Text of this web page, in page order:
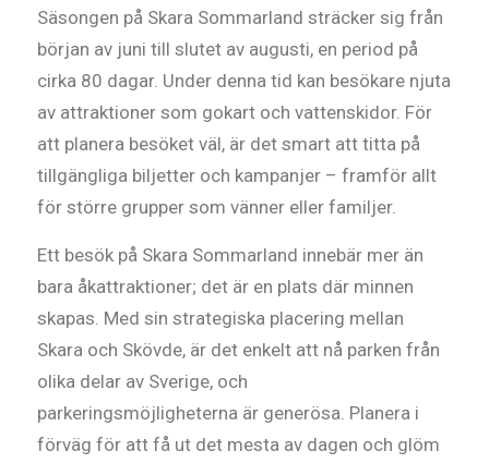
Säsongen på Skara Sommarland sträcker sig från
början av juni till slutet av augusti, en period på
cirka 80 dagar. Under denna tid kan besökare njuta
av attraktioner som gokart och vattenskidor. För
att planera besöket väl, är det smart att titta på
tillgängliga biljetter och kampanjer – framför allt
för större grupper som vänner eller familjer.
Ett besök på Skara Sommarland innebär mer än
bara åkattraktioner; det är en plats där minnen
skapas. Med sin strategiska placering mellan
Skara och Skövde, är det enkelt att nå parken från
olika delar av Sverige, och
parkeringsmöjligheterna är generösa. Planera i
förväg för att få ut det mesta av dagen och glöm